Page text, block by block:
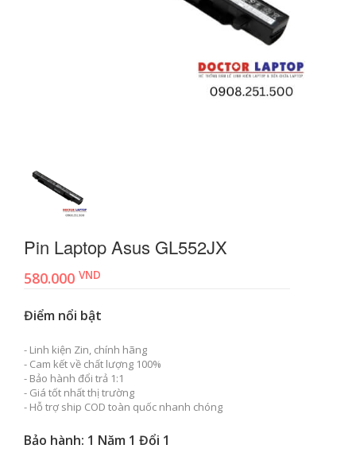
Pin Laptop Asus GL552JX
580.000 VND
Điểm nổi bật
- Linh kiện Zin, chính hãng
- Cam kết về chất lượng 100%
- Bảo hành đổi trả 1:1
- Giá tốt nhất thị trường
- Hỗ trợ ship COD toàn quốc nhanh chóng
Bảo hành: 1 Năm 1 Đổi 1